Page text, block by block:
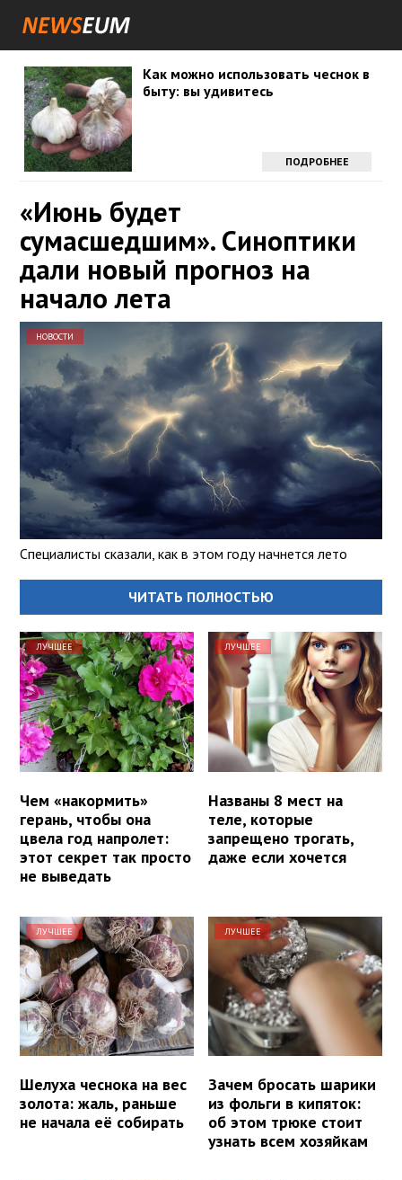
Как можно использовать чеснок в
быту: вы удивитесь
ПОДРОБНЕЕ
«Июнь будет
сумасшедшим». Синоптики
дали новый прогноз на
начало лета
НОВОСТИ
Специалисты сказали, как в этом году начнется лето
ЧИТАТЬ ПОЛНОСТЬЮ
ЛУЧШЕЕ
Чем «накормить»
герань, чтобы она
цвела год напролет:
этот секрет так просто
не выведать
ЛУЧШЕЕ
Названы 8 мест на
теле, которые
запрещено трогать,
даже если хочется
ЛУЧШЕЕ
Шелуха чеснока на вес
золота: жаль, раньше
не начала её собирать
ЛУЧШЕЕ
Зачем бросать шарики
из фольги в кипяток:
об этом трюке стоит
узнать всем хозяйкам